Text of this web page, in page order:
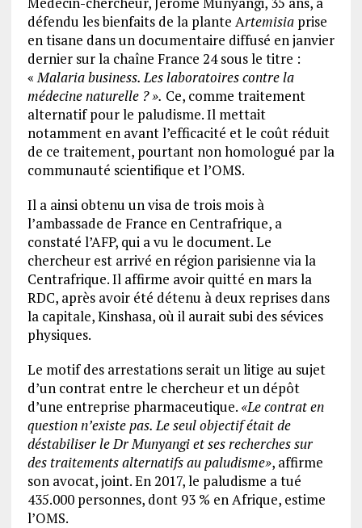
défendu les bienfaits de la plante Artemisiaprise
en tisane dans un documentaire diffusé en janvier
dernier sur la chaîne France 24 sous le titre :
«Malaria business. Les laboratoires contre la
médecine naturelle ? ». Ce, comme traitement
alternatif pour le paludisme. Il mettait
notamment en avant l’efficacité et le coût réduit
de ce traitement, pourtant non homologué par la
communauté scientifique et l’OMS.
Il a ainsi obtenu un visa de trois mois à
l’ambassade de France en Centrafrique, a
constaté l’AFP, qui a vu le document. Le
chercheur est arrivé en région parisienne via la
Centrafrique. Il affirme avoir quitté en mars la
RDC, après avoir été détenu à deux reprises dans
la capitale, Kinshasa, où il aurait subi des sévices
physiques.
Le motif des arrestations serait un litige au sujet
d’un contrat entre le chercheur et un dépôt
d’une entreprise pharmaceutique. «Le contrat en
question n’existe pas. Le seul objectif était de
déstabiliser le Dr Munyangi et ses recherches sur
des traitements alternatifs au paludisme», affirme
son avocat, joint. En 2017, le paludisme a tué
435.000 personnes, dont 93 % en Afrique, estime
l’OMS.